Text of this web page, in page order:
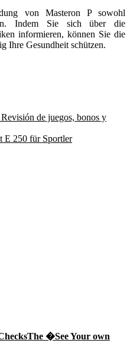
von Masteron P sowohl
Indem Sie sich über die
informieren, können Sie die
Ihre Gesundheit schützen.
de juegos, bonos y
E 250 für Sportler
�See Your own